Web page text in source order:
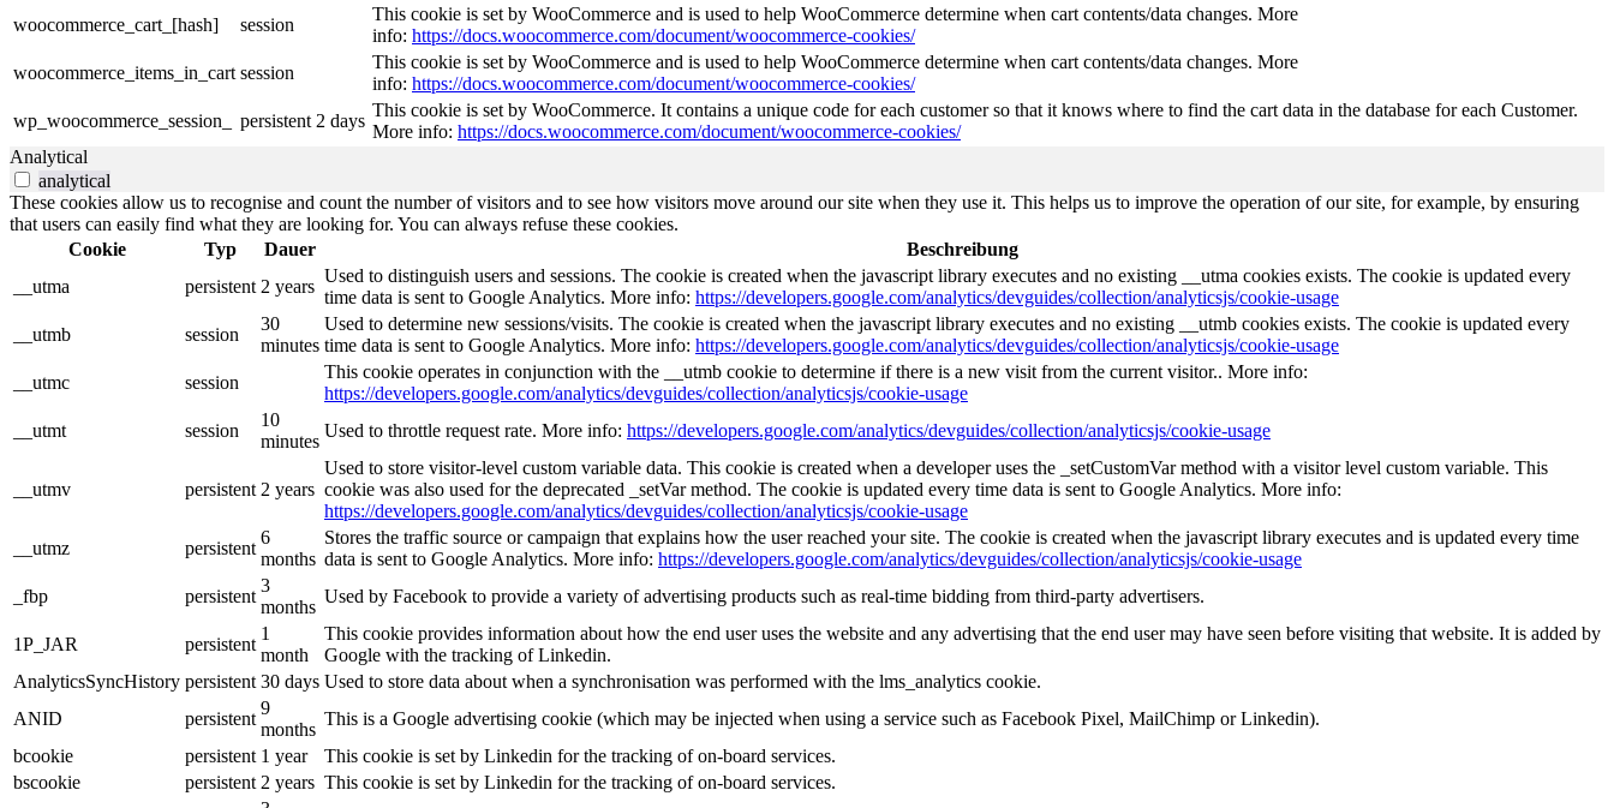
woocommerce_cart_[hash]
session
This cookie is set by WooCommerce and is used to help WooCommerce determine when cart contents/data changes. More
info: https://docs.woocommerce.com/document/woocommerce-cookies/
woocommerce_items_in_cart session
This cookie is set by WooCommerce and is used to help WooCommerce determine when cart contents/data changes. More
info: https://docs.woocommerce.com/document/woocommerce-cookies/
wp_woocommerce_session_
persistent 2 days
This cookie is set by WooCommerce. It contains a unique code for each customer so that it knows where to find the cart data in the database for each Customer.
More info: https://docs.woocommerce.com/document/woocommerce-cookies/
Analytical
analytical
These cookies allow us to recognise and count the number of visitors and to see how visitors move around our site when they use it. This helps us to improve the operation of our site, for example, by ensuring
that users can easily find what they are looking for. You can always refuse these cookies.
Cookie
Typ Dauer
Beschreibung
__utma
persistent 2 years
Used to distinguish users and sessions. The cookie is created when the javascript library executes and no existing __utma cookies exists. The cookie is updated every
time data is sent to Google Analytics. More info: https://developers.google.com/analytics/devguides/collection/analyticsjs/cookie-usage
__utmb
session
30
minutes
Used to determine new sessions/visits. The cookie is created when the javascript library executes and no existing __utmb cookies exists. The cookie is updated every
time data is sent to Google Analytics. More info: https://developers.google.com/analytics/devguides/collection/analyticsjs/cookie-usage
__utmc
session
This cookie operates in conjunction with the __utmb cookie to determine if there is a new visit from the current visitor.. More info:
https://developers.google.com/analytics/devguides/collection/analyticsjs/cookie-usage
__utmt
session
10
minutes
Used to throttle request rate. More info: https://developers.google.com/analytics/devguides/collection/analyticsjs/cookie-usage
__utmv persistent 2 years
Used to store visitor-level custom variable data. This cookie is created when a developer uses the _setCustomVar method with a visitor level custom variable. This
cookie was also used for the deprecated _setVar method. The cookie is updated every time data is sent to Google Analytics. More info:
https://developers.google.com/analytics/devguides/collection/analyticsjs/cookie-usage
__utmz
persistent
6
months
Stores the traffic source or campaign that explains how the user reached your site. The cookie is created when the javascript library executes and is updated every time
data is sent to Google Analytics. More info: https://developers.google.com/analytics/devguides/collection/analyticsjs/cookie-usage
_fbp
persistent
3
months
Used by Facebook to provide a variety of advertising products such as real-time bidding from third-party advertisers.
1P_JAR persistent
1
month
This cookie provides information about how the end user uses the website and any advertising that the end user may have seen before visiting that website. It is added by
Google with the tracking of Linkedin.
AnalyticsSyncHistory persistent 30 days Used to store data about when a synchronisation was performed with the lms_analytics cookie.
ANID
persistent
9
months
This is a Google advertising cookie (which may be injected when using a service such as Facebook Pixel, MailChimp or Linkedin).
bcookie
persistent 1 year
This cookie is set by Linkedin for the tracking of on-board services.
bscookie
persistent 2 years This cookie is set by Linkedin for the tracking of on-board services.